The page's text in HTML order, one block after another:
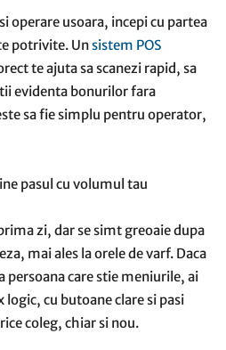
operare usoara, incepi cu partea
potrivite. Unsistem POS
te ajuta sa scanezi rapid, sa
evidenta bonurilor fara
sa fie simplu pentru operator,
pasul cu volumul tau
zi, dar se simt greoaie dupa
mai ales la orele de varf. Daca
persoana care stie meniurile, ai
cu butoane clare si pasi
coleg, chiar si nou.